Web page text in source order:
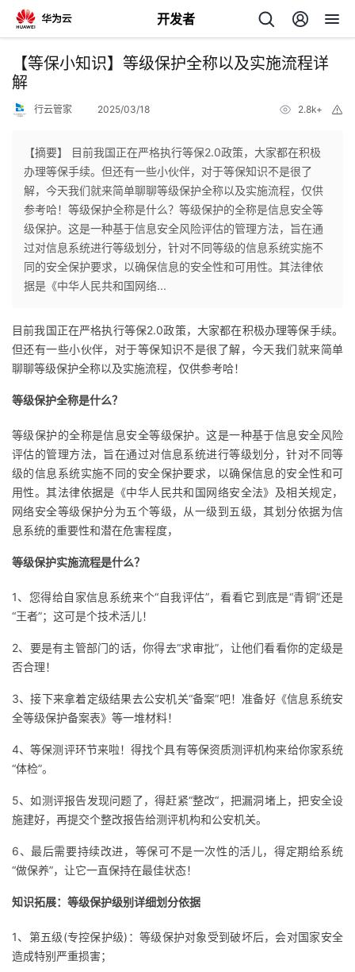
开发者
返
回
个
人
主
我
的
发
的
博
客
我
的
论
我
的
子
我
直
播
的
活
我
的
注
我
开
学
堂
我
课
程
的
认
证
我
的
实
我
的
藏
的
我
持
我
的
术
支
我
云
声
议
【等保小知识】等级保护全称以及实施流程详
解
行云管家 2025/03/18 2.8k+
【摘要】 目前我国正在严格执行等保2.0政策，大家都在积极
办理等保手续。但还有一些小伙伴，对于等保知识不是很了
解，今天我们就来简单聊聊等级保护全称以及实施流程，仅供
参考哈！等级保护全称是什么？等级保护的全称是信息安全等
级保护。这是一种基于信息安全风险评估的管理方法，旨在通
过对信息系统进行等级划分，针对不同等级的信息系统实施不
同的安全保护要求，以确保信息的安全性和可用性。其法律依
据是《中华人民共和国网络...
目前我国正在严格执行等保2.0政策，大家都在积极办理等保手续。
但还有一些小伙伴，对于等保知识不是很了解，今天我们就来简单
聊聊等级保护全称以及实施流程，仅供参考哈！
等级保护全称是什么？
等级保护的全称是信息安全等级保护。这是一种基于信息安全风险
评估的管理方法，旨在通过对信息系统进行等级划分，针对不同等
级的信息系统实施不同的安全保护要求，以确保信息的安全性和可
用性。其法律依据是《中华人民共和国网络安全法》及相关规定，
网络安全等级保护分为五个等级，从一级到五级，其划分依据为信
息系统的重要性和潜在危害程度，
等级保护实施流程是什么？
1、您得给自家信息系统来个“自我评估”，看看它到底是“青铜”还是
“王者”；这可是个技术活儿！
2、要是有主管部门的话，你得去“求审批”，让他们看看你的定级是
否合理！
3、接下来拿着定级结果去公安机关“备案”吧！准备好《信息系统安
全等级保护备案表》等一堆材料！
4、等保测评环节来啦！得找个具有等保资质测评机构来给你家系统
“体检”。
5、如测评报告发现问题了，得赶紧“整改“，把漏洞堵上，把安全设
施建好，再提交个整改报告给测评机构和公安机关。
6、最后需要持续改进，等保可不是一次性的活儿，得定期给系统
“做保养”，让它一直保持在最佳状态！
知识拓展：等级保护级别详细划分依据
1、第五级(专控保护级)：等级保护对象受到破坏后，会对国家安全
造成特别严重损害；